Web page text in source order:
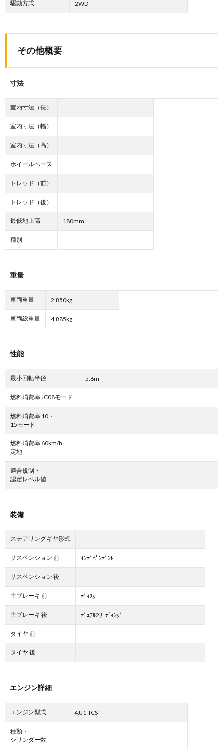
駆動方式 2WD
その他概要
寸法
室内寸法（長）
室内寸法（幅）
室内寸法（高）
ホイールベース
トレッド（前）
トレッド（後）
最低地上高 180mm
種別
重量
車両重量 2,850kg
車両総重量 4,885kg
性能
最小回転半径 5.6m
燃料消費率 JC08モード
燃料消費率 10・
15モード
燃料消費率 60km/h
定地
適合規制・
認定レベル値
装備
ステアリングギヤ形式
サスペンション 前 ｲﾝﾃﾞﾍﾟﾝﾃﾞﾝﾄ
サスペンション 後
主ブレーキ 前 ﾃﾞｨｽｸ
主ブレーキ 後 ﾃﾞｭｱﾙ2ﾘｰﾃﾞｨﾝｸﾞ
タイヤ 前
タイヤ 後
エンジン詳細
エンジン型式 4JJ1-TCS
種類・
シリンダー数